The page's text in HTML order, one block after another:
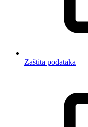
Zaštita podataka